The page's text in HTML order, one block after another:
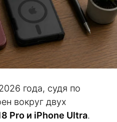
года, судя по
вокруг двух
Pro и iPhone Ultra.